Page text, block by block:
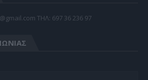
TΗΛ: 697 36 236 97